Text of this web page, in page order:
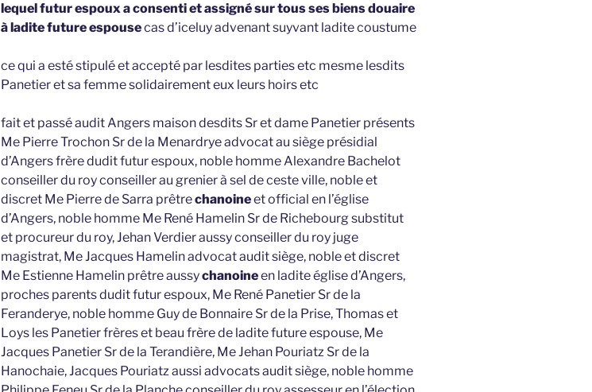
lequel futur espoux a consenti et assigné sur tous ses biens douaire
à ladite future espousecas d’iceluy advenant suyvant ladite coustume
ce qui a esté stipulé et accepté par lesdites parties etc mesme lesdits
Panetier et sa femme solidairement eux leurs hoirs etc
fait et passé audit Angers maison desdits Sr et dame Panetier présents
Me Pierre Trochon Sr de la Menardrye advocat au siège présidial
d’Angers frère dudit futur espoux, noble homme Alexandre Bachelot
conseiller du roy conseiller au grenier à sel de ceste ville, noble et
discret Me Pierre de Sarra prêtrechanoineet official en l’église
d’Angers, noble homme Me René Hamelin Sr de Richebourg substitut
et procureur du roy, Jehan Verdier aussy conseiller du roy juge
magistrat, Me Jacques Hamelin advocat audit siège, noble et discret
Me Estienne Hamelin prêtre aussychanoineen ladite église d’Angers,
proches parents dudit futur espoux, Me René Panetier Sr de la
Feranderye, noble homme Guy de Bonnaire Sr de la Prise, Thomas et
Loys les Panetier frères et beau frère de ladite future espouse, Me
Jacques Panetier Sr de la Terandière, Me Jehan Pouriatz Sr de la
Hanochaie, Jacques Pouriatz aussi advocats audit siège, noble homme